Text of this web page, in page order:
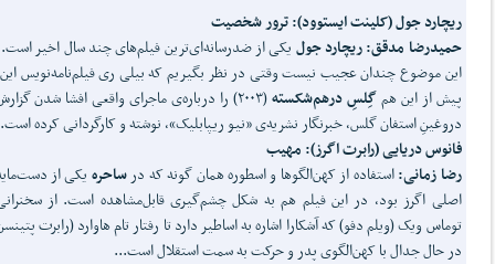
ریچارد جول (کلینت ایستوود): ترور شخصیت
حمیدرضا مدقق: ریچارد جول یکی از ضدرسانه‌ای‌ترین فیلم‌های چند سال اخیر است.
این موضوع چندان عجیب نیست وقتی در نظر بگیریم که بیلی ری فیلم‌نامه‌نویس
پیش از این همگِلسِ درهم‌شکسته
(۲۰۰۳) را درباره‌ی ماجرای واقعی افشا شدن
دروغینِ استفان گلس، خبرنگار نشریه‌ی «نیو ریپابلیک»، نوشته و کارگردانی کرده است.
فانوس دریایی (رابرت اگرز): مهیب
رضا زمانی:استفاده از کهن‌الگوها و اسطوره همان گونه که درساحره یکی از
اصلی اگرز بود، در این فیلم هم به شکل چشم‌گیری قابل‌مشاهده است. از
توماس ویک (ویلم دفو) که آشکارا اشاره به اساطیر دارد تا رفتار تام هاوارد (رابرت
در حال جدال با کهن‌الگوی پدر و حرکت به سمت استقلال است...